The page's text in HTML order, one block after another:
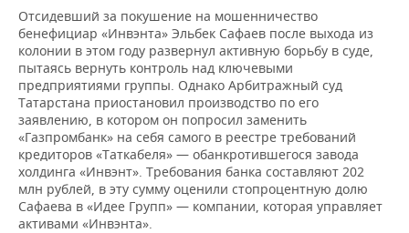
ВОДНЫЕ ВИДЫ СПОРТА
ХОККЕЙ С МЯЧОМ
ОБРАЗОВАНИЕ
ПРОИСШЕСТВИЯ
Отсидевший за покушение на мошенничество
бенефициар «Инвэнта» Эльбек Сафаев после выхода из
колонии в этом году развернул активную борьбу в суде,
пытаясь вернуть контроль над ключевыми
предприятиями группы. Однако Арбитражный суд
Татарстана приостановил производство по его
заявлению, в котором он попросил заменить
«Газпромбанк» на себя самого в реестре требований
кредиторов «Таткабеля» — обанкротившегося завода
холдинга «Инвэнт». Требования банка составляют 202
млн рублей, в эту сумму оценили стопроцентную долю
Сафаева в «Идее Групп» — компании, которая управляет
активами «Инвэнта».